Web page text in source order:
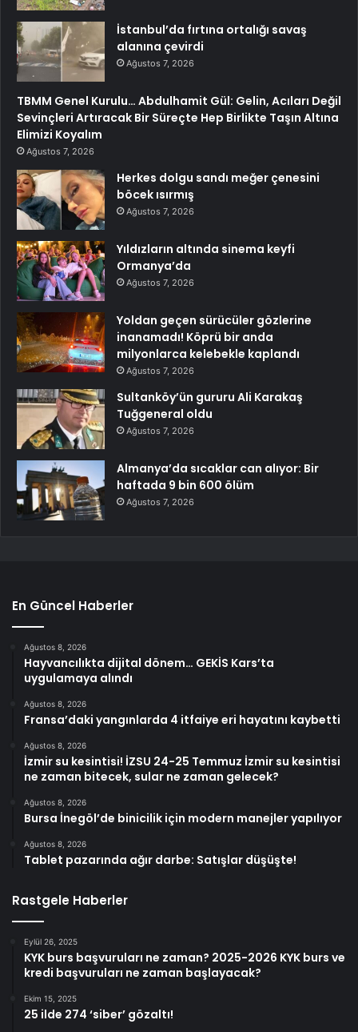
İstanbul’da fırtına ortalığı savaş
alanına çevirdi
Ağustos 7, 2026
TBMM Genel Kurulu… Abdulhamit Gül: Gelin, Acıları Değil
Sevinçleri Artıracak Bir Süreçte Hep Birlikte Taşın Altına
Elimizi Koyalım
Ağustos 7, 2026
Herkes dolgu sandı meğer çenesini
böcek ısırmış
Ağustos 7, 2026
Yıldızların altında sinema keyfi
Ormanya’da
Ağustos 7, 2026
Yoldan geçen sürücüler gözlerine
inanamadı! Köprü bir anda
milyonlarca kelebekle kaplandı
Ağustos 7, 2026
Sultanköy’ün gururu Ali Karakaş
Tuğgeneral oldu
Ağustos 7, 2026
Almanya’da sıcaklar can alıyor: Bir
haftada 9 bin 600 ölüm
Ağustos 7, 2026
En Güncel Haberler
Ağustos 8, 2026
Hayvancılıkta dijital dönem… GEKİS Kars’ta
uygulamaya alındı
Ağustos 8, 2026
Fransa’daki yangınlarda 4 itfaiye eri hayatını kaybetti
Ağustos 8, 2026
İzmir su kesintisi! İZSU 24-25 Temmuz İzmir su kesintisi
ne zaman bitecek, sular ne zaman gelecek?
Ağustos 8, 2026
Bursa İnegöl’de binicilik için modern manejler yapılıyor
Ağustos 8, 2026
Tablet pazarında ağır darbe: Satışlar düşüşte!
Rastgele Haberler
Eylül 26, 2025
KYK burs başvuruları ne zaman? 2025-2026 KYK burs ve
kredi başvuruları ne zaman başlayacak?
Ekim 15, 2025
25 ilde 274 ‘siber’ gözaltı!